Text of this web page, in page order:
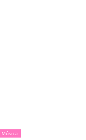
Música